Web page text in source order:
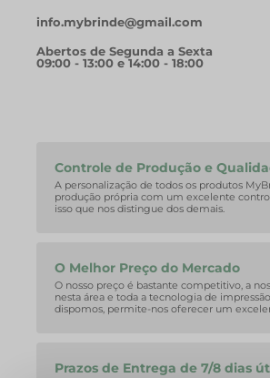
info.mybrinde@gmail.com
Abertos de Segunda a Sexta
09:00 - 13:00 e 14:00 - 18:00
Controle de Produção e
A personalização de todos os produtos
produção própria com um excelente
isso que nos distingue dos demais.
O Melhor Preço do Mercado
O nosso preço é bastante competitivo, a
nesta área e toda a tecnologia de
dispomos, permite-nos oferecer um
Prazos de Entrega de 7/8 dias